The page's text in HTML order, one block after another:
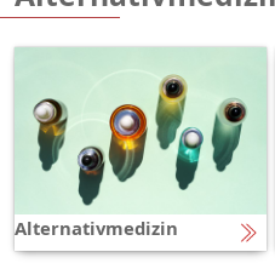
Alternativmedizin